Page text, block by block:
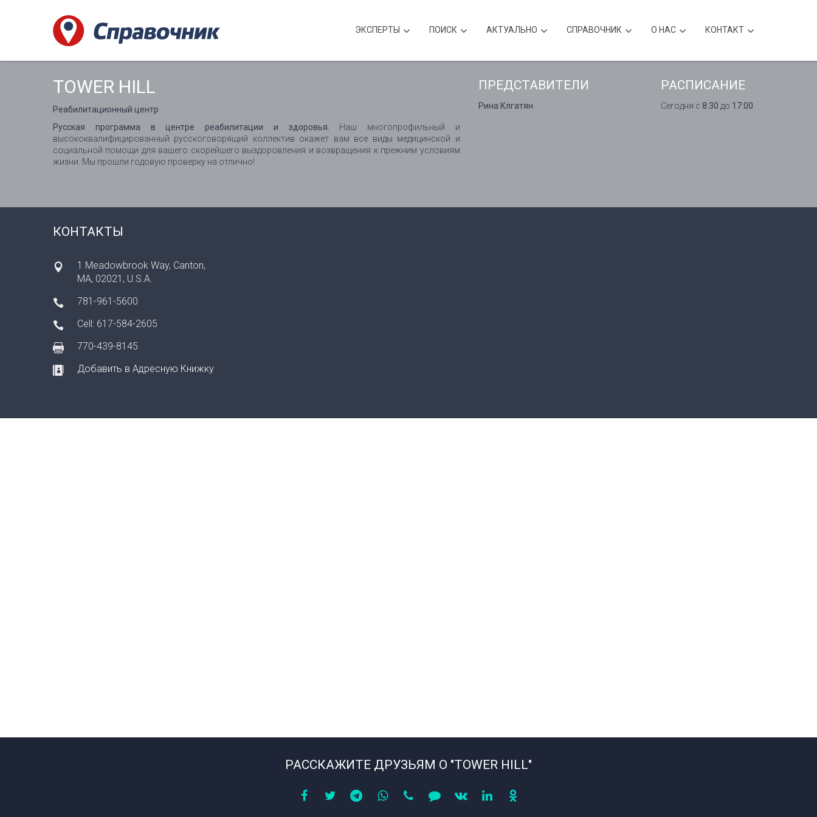
ЭКСПЕРТЫ ПОИСК АКТУАЛЬНО CПРАВОЧНИК О НАС КОНТАКТ
TOWER HILL
Реабилитационный центр
Русская программа в центре реабилитации и здоровья.
Наш многопрофильный и
высококвалифицированный русскоговорящий коллектив окажет вам все виды медицинской и
социальной помощи для вашего скорейшего выздоровления и возвращения к прежним условиям
жизни. Мы прошли годовую проверку на отлично!
ПРЕДСТАВИТЕЛИ
Рина Клгатян
РАСПИСАНИЕ
Сегодня с 8:30 до 17:00
КОНТАКТЫ
1 Meadowbrook Way, Canton,
MA, 02021, U.S.A.
781-961-5600
Cell: 617-584-2605
770-439-8145
Добавить в Адресную Книжку
РАССКАЖИТЕ ДРУЗЬЯМ О "TOWER HILL"